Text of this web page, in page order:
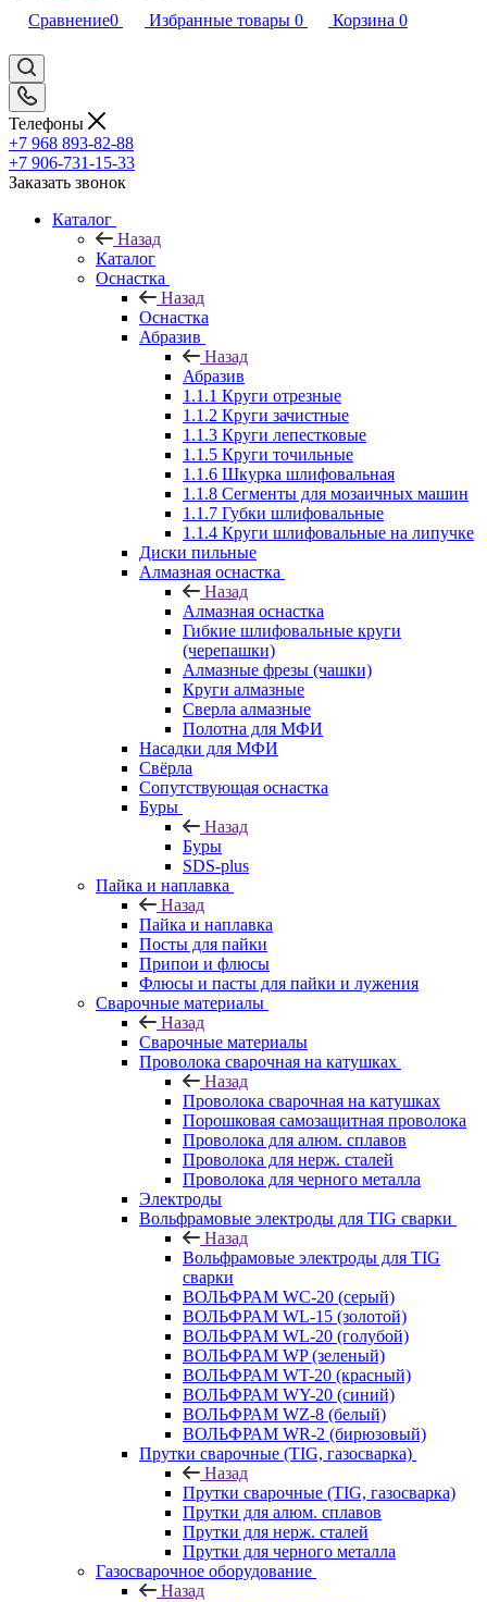
Сравнение0 Избранные товары 0 Корзина 0
Телефоны
+7 968 893-82-88
+7 906-731-15-33
Заказать звонок
Каталог
Назад
Каталог
Оснастка
Назад
Оснастка
Абразив
Назад
Абразив
1.1.1 Круги отрезные
1.1.2 Круги зачистные
1.1.3 Круги лепестковые
1.1.5 Круги точильные
1.1.6 Шкурка шлифовальная
1.1.8 Сегменты для мозаичных машин
1.1.7 Губки шлифовальные
1.1.4 Круги шлифовальные на липучке
Диски пильные
Алмазная оснастка
Назад
Алмазная оснастка
Гибкие шлифовальные круги
(черепашки)
Алмазные фрезы (чашки)
Круги алмазные
Сверла алмазные
Полотна для МФИ
Насадки для МФИ
Свёрла
Сопутствующая оснастка
Буры
Назад
Буры
SDS-plus
Пайка и наплавка
Назад
Пайка и наплавка
Посты для пайки
Припои и флюсы
Флюсы и пасты для пайки и лужения
Сварочные материалы
Назад
Сварочные материалы
Проволока сварочная на катушках
Назад
Проволока сварочная на катушках
Порошковая самозащитная проволока
Проволока для алюм. сплавов
Проволока для нерж. сталей
Проволока для черного металла
Электроды
Вольфрамовые электроды для TIG сварки
Назад
Вольфрамовые электроды для TIG
сварки
ВОЛЬФРАМ WC-20 (серый)
ВОЛЬФРАМ WL-15 (золотой)
ВОЛЬФРАМ WL-20 (голубой)
ВОЛЬФРАМ WP (зеленый)
ВОЛЬФРАМ WT-20 (красный)
ВОЛЬФРАМ WY-20 (синий)
ВОЛЬФРАМ WZ-8 (белый)
ВОЛЬФРАМ WR-2 (бирюзовый)
Прутки сварочные (TIG, газосварка)
Назад
Прутки сварочные (TIG, газосварка)
Прутки для алюм. сплавов
Прутки для нерж. сталей
Прутки для черного металла
Газосварочное оборудование
Назад